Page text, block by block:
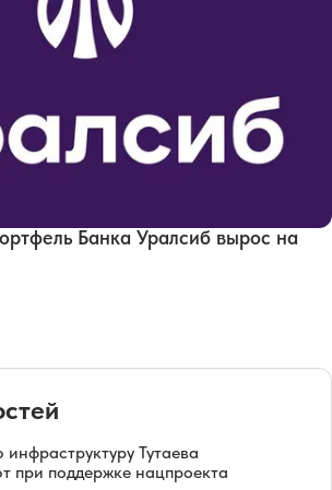
Банка Уралсиб вырос на
Тутаева
при поддержке нацпроекта